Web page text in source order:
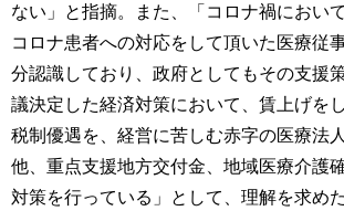
ない」と指摘。また、「コロナ禍におい
コロナ患者への対応をして頂いた医療従
分認識しており、政府としてもその支援
議決定した経済対策において、賃上げを
税制優遇を、経営に苦しむ赤字の医療法
他、重点支援地方交付金、地域医療介護
対策を行っている」として、理解を求めた